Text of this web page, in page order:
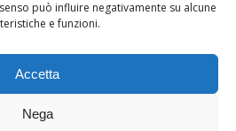
può influire negativamente su alcune
e funzioni.
Accetta
Nega
339 748 6635